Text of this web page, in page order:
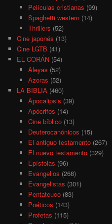
Películas cristianas (99)
Spaghetti western(14)
Thrillers (52)
Cine japonés (13)
Cine LGTB (41)
EL CORÁN (54)
Aleyas (52)
Azoras (52)
LA BIBLIA (460)
Apocalipsis (39)
Apócrifos (14)
Cine bíblico(13)
Deuterocanónicos (15)
El antiguo testamento(267)
El nuevo testamento(329)
Epístolas (96)
Evangelios (268)
Evangelistas (301)
Pentateuco(83)
Poéticos (143)
Profetas (115)